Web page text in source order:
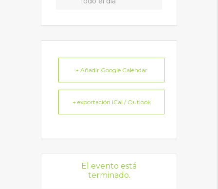
+ Añadir Google Calendar
+ exportación iCal / Outlook
El evento está
terminado.